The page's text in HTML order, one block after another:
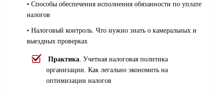
• Способы обеспечения исполнения обязанности по уплате
налогов
• Налоговый контроль. Что нужно знать о камеральных и
выездных проверках
Практика. Учетная налоговая политика
организации. Как легально экономить на
оптимизации налогов